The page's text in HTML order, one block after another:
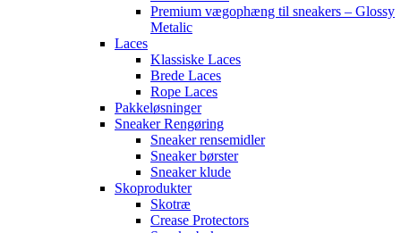
Premium vægophæng til sneakers – Glossy
Metalic
Laces
Klassiske Laces
Brede Laces
Rope Laces
Pakkeløsninger
Sneaker Rengøring
Sneaker rensemidler
Sneaker børster
Sneaker klude
Skoprodukter
Skotræ
Crease Protectors